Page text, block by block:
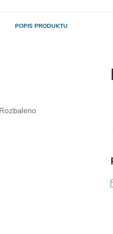
POPIS PRODUKTU